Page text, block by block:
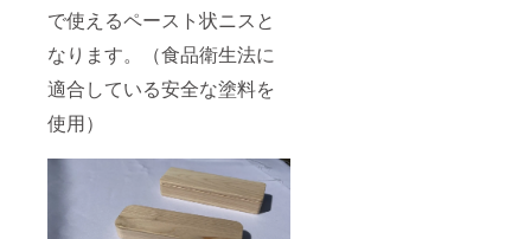
で使えるペースト状ニスと
なります。（食品衛生法に
適合している安全な塗料を
使用）